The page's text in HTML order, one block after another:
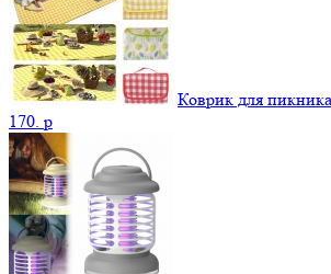
Коврик для
170. p